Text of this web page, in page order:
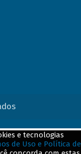
e tecnologias
de Uso e Política de